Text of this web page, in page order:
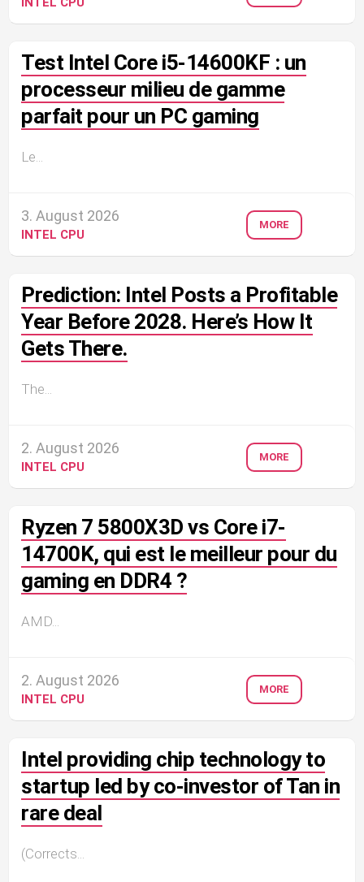
Test Intel Core i5-14600KF : un
processeur milieu de gamme
parfait pour un PC gaming
Le...
3. August 2026
INTEL CPU
MORE
Prediction: Intel Posts a Profitable
Year Before 2028. Here’s How It
Gets There.
The...
2. August 2026
INTEL CPU
MORE
Ryzen 7 5800X3D vs Core i7-
14700K, qui est le meilleur pour du
gaming en DDR4 ?
AMD...
2. August 2026
INTEL CPU
MORE
Intel providing chip technology to
startup led by co-investor of Tan in
rare deal
(Corrects...